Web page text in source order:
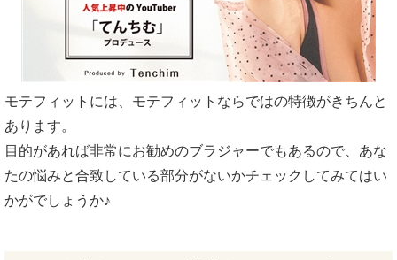
モテフィットには、モテフィットならではの特徴がきちんと
あります。
目的があれば非常にお勧めのブラジャーでもあるので、あな
たの悩みと合致している部分がないかチェックしてみてはい
かがでしょうか♪